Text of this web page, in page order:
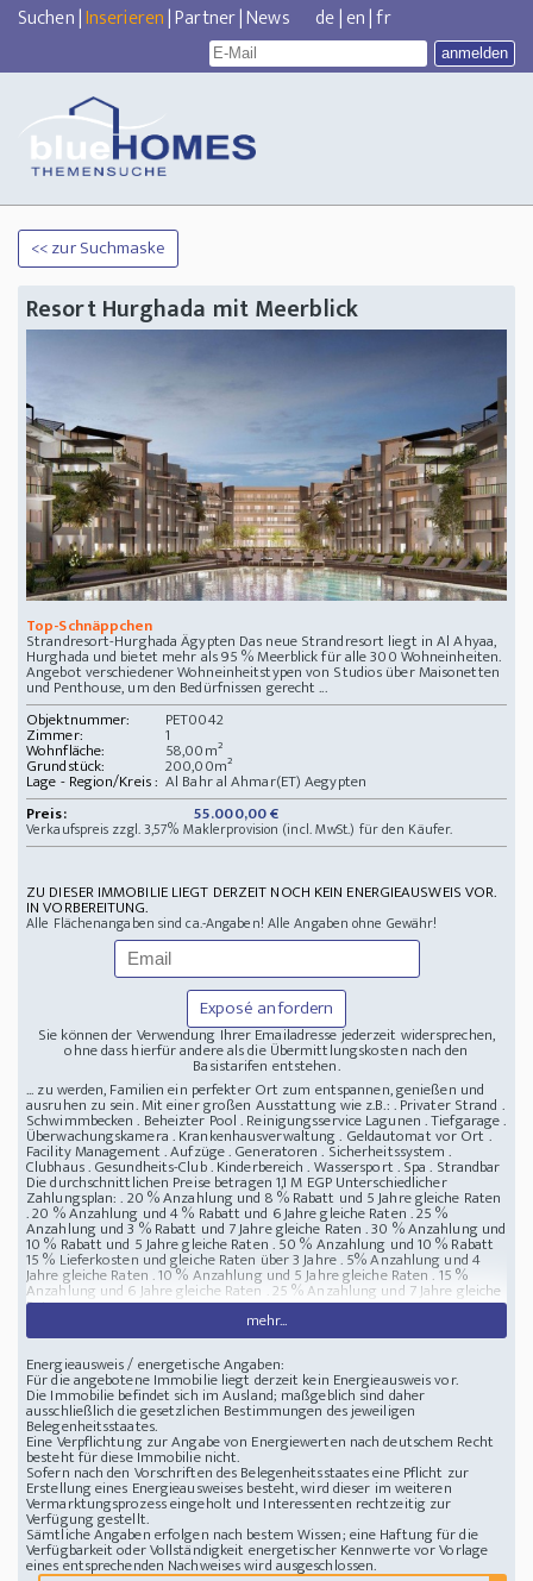
Suchen|Inserieren|Partner|News de|en|fr
<< zur Suchmaske
Resort Hurghada mit Meerblick
Top-Schnäppchen
Strandresort-Hurghada Ägypten Das neue Strandresort liegt in Al Ahyaa,
Hurghada und bietet mehr als 95 % Meerblick für alle 300 Wohneinheiten.
Angebot verschiedener Wohneinheitstypen von Studios über Maisonetten
und Penthouse, um den Bedürfnissen gerecht ...
Objektnummer:
PET0042
Zimmer: 1
Wohnfläche: 58,00m²
Grundstück: 200,00m²
Lage - Region/Kreis : Al Bahr al Ahmar(ET) Aegypten
Preis:
55.000,00 €
Verkaufspreis zzgl. 3,57% Maklerprovision (incl. MwSt.) für den Käufer.
ZU DIESER IMMOBILIE LIEGT DERZEIT NOCH KEIN ENERGIEAUSWEIS VOR.
IN VORBEREITUNG.
Alle Flächenangaben sind ca.-Angaben! Alle Angaben ohne Gewähr!
Exposé anfordern
Sie können der Verwendung Ihrer Emailadresse jederzeit widersprechen,
ohne dass hierfür andere als die Übermittlungskosten nach den
Basistarifen entstehen.
... zu werden, Familien ein perfekter Ort zum entspannen, genießen und
ausruhen zu sein. Mit einer großen Ausstattung wie z.B.: . Privater Strand .
Schwimmbecken . Beheizter Pool . Reinigungsservice Lagunen . Tiefgarage .
Überwachungskamera . Krankenhausverwaltung . Geldautomat vor Ort .
Facility Management . Aufzüge . Generatoren . Sicherheitssystem .
Clubhaus . Gesundheits-Club . Kinderbereich . Wassersport . Spa . Strandbar
Die durchschnittlichen Preise betragen 1,1 M EGP Unterschiedlicher
Zahlungsplan: . 20 % Anzahlung und 8 % Rabatt und 5 Jahre gleiche Raten
. 20 % Anzahlung und 4 % Rabatt und 6 Jahre gleiche Raten . 25 %
Anzahlung und 3 % Rabatt und 7 Jahre gleiche Raten . 30 % Anzahlung und
10 % Rabatt und 5 Jahre gleiche Raten . 50 % Anzahlung und 10 % Rabatt
15 % Lieferkosten und gleiche Raten über 3 Jahre . 5% Anzahlung und 4
Jahre gleiche Raten . 10 % Anzahlung und 5 Jahre gleiche Raten . 15 %
Anzahlung und 6 Jahre gleiche Raten . 25 % Anzahlung und 7 Jahre gleiche
Raten
Lage : Al Ahyaa, Hurghada - ÄgyptenResort Hurghada mit Meerblick
mehr...
Hurghda, Al Ahyaa, mit Meerblick, Ägypten
Energieausweis / energetische Angaben:
Für die angebotene Immobilie liegt derzeit kein Energieausweis vor.
Die Immobilie befindet sich im Ausland; maßgeblich sind daher
ausschließlich die gesetzlichen Bestimmungen des jeweiligen
Belegenheitsstaates.
Eine Verpflichtung zur Angabe von Energiewerten nach deutschem Recht
besteht für diese Immobilie nicht.
Sofern nach den Vorschriften des Belegenheitsstaates eine Pflicht zur
Erstellung eines Energieausweises besteht, wird dieser im weiteren
Vermarktungsprozess eingeholt und Interessenten rechtzeitig zur
Verfügung gestellt.
Sämtliche Angaben erfolgen nach bestem Wissen; eine Haftung für die
Verfügbarkeit oder Vollständigkeit energetischer Kennwerte vor Vorlage
eines entsprechenden Nachweises wird ausgeschlossen.